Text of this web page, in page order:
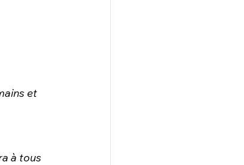
et
à tous